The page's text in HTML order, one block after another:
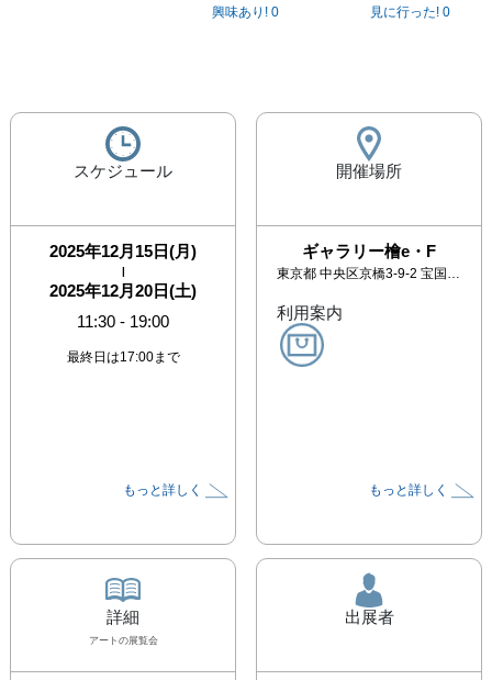
興味あり! 0 見に行った! 0
スケジュール
2025年12月15日(月)
|
2025年12月20日(土)
11:30 - 19:00
最終日は17:00まで
もっと詳しく
開催場所
ギャラリー檜e・F
東京都 中央区京橋3-9-2 宝国ビル4F
利用案内
もっと詳しく
詳細
アート の展覧会
出展者